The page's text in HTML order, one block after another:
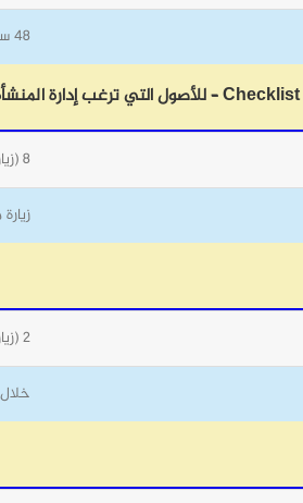
48 ساعة
8 (زيارة)
2 (زيارة)
خلال 4 ساعات من الطلب